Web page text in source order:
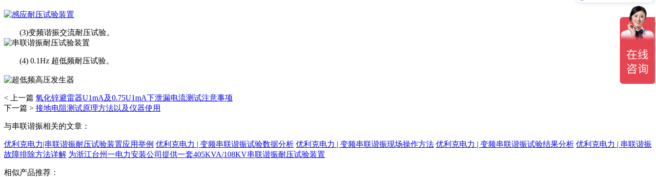
(3)变频谐振交流耐压试验。
(4) 0.1Hz 超低频耐压试验。
< 上一篇 氧化锌避雷器U1mA及0.75U1mA下泄漏电流测试注意事项
下一篇 > 接地电阻测试原理方法以及仪器使用
与串联谐振相关的文章：
优利克电力|串联谐振耐压试验装置应用举例 优利克电力 | 变频串联谐振试验数据分析 优利克电力 | 变频串联谐振现场操作方法 优利克电力 | 变频串联谐振试验结果分析 优利克电力 | 串联谐振
故障排除方法详解 为浙江台州一电力安装公司提供一套405KVA/108KV串联谐振耐压试验装置
相似产品推荐：